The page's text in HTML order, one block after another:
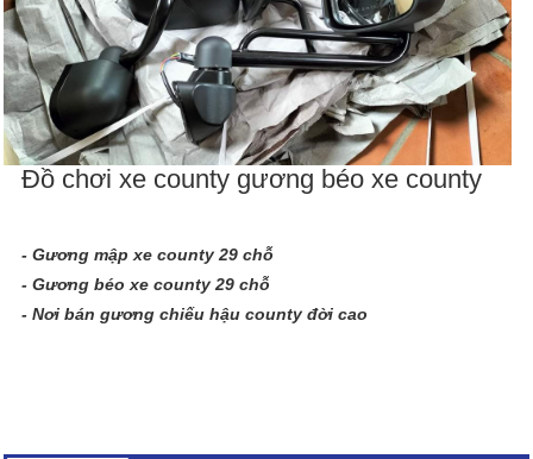
Đồ chơi xe county gương béo xe county
- Gương mập xe county 29 chỗ
- Gương béo xe county 29 chỗ
- Nơi bán gương chiếu hậu county đời cao